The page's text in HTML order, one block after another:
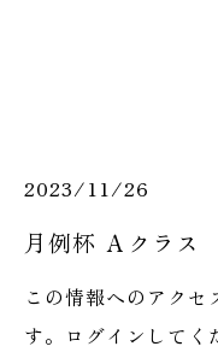
2023/11/26
月例杯 Ａクラス
この情報へのアクセ
す。ログインしてく